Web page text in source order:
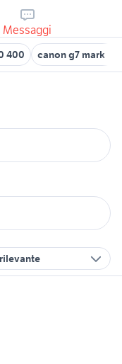
Messaggi
400 canon g7 mark ii